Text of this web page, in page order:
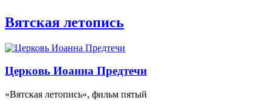
Вятская летопись
Церковь Иоанна Предтечи
«Вятская летопись», фильм пятый